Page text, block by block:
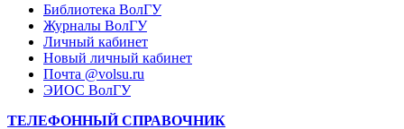
Библиотека ВолГУ
Журналы ВолГУ
Личный кабинет
Новый личный кабинет
Почта @volsu.ru
ЭИОС ВолГУ
ТЕЛЕФОННЫЙ СПРАВОЧНИК